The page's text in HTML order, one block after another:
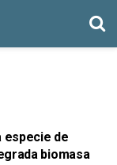
especie de
biomasa